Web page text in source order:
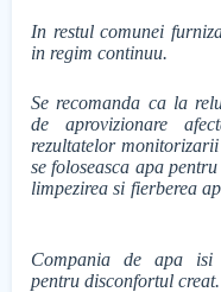
In restul comunei
in regim continuu.
Se recomanda ca la
de aprovizionare
rezultatelor
se foloseasca apa
limpezirea si fierberea
Compania de apa isi
pentru disconfortul creat.